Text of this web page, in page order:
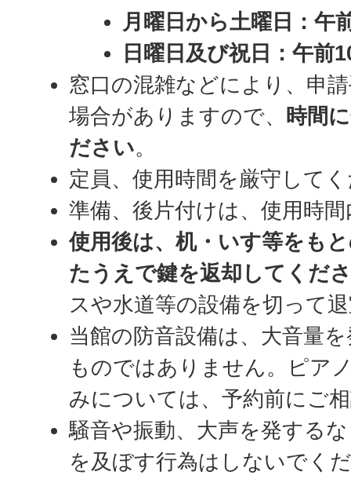
月曜日から土曜日：午
日曜日及び祝日：午前
窓口の混雑などにより、申
場合がありますので、
時間
ださい。
定員、使用時間を厳守して
準備、後片付けは、使用時
使用後は、机・いす等をも
たうえで鍵を返却してくだ
スや水道等の設備を切って
当館の防音設備は、大音量
ものではありません。ピア
みについては、予約前にご
騒音や振動、大声を発する
を及ぼす行為はしないでく